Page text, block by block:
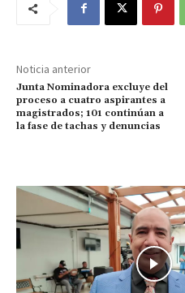
Noticia anterior
Junta Nominadora excluye del
proceso a cuatro aspirantes a
magistrados; 101 continúan a
la fase de tachas y denuncias